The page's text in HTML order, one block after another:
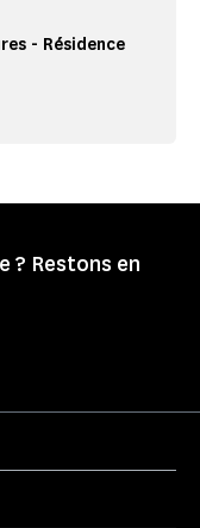
- Résidence
? Restons en